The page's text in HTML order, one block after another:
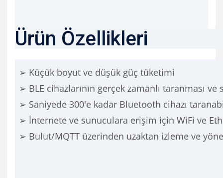
Ürün Özellikleri
➢ Küçük boyut ve düşük güç tüketimi
➢ BLE cihazlarının gerçek zamanlı taranması
➢ Saniyede 300'e kadar Bluetooth cihazı
➢ İnternete ve sunuculara erişim için WiFi ve
➢ Bulut/MQTT üzerinden uzaktan izleme ve